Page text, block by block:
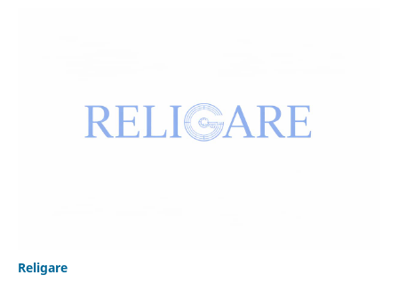
Religare